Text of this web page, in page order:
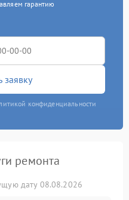
гарантию
заявку
конфиденциальности
ремонта
дату 08.08.2026